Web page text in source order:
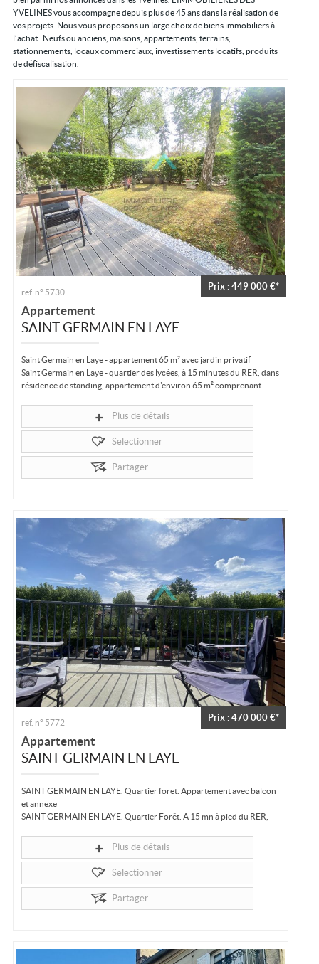
Contact
YVELINES vous accompagne depuis plus de 45 ans dans la réalisation de
vos projets. Nous vous proposons un large choix de biens immobiliers à
l’achat : Neufs ou anciens, maisons, appartements, terrains,
stationnements, locaux commerciaux, investissements locatifs, produits
de défiscalisation.
Prix : 449 000 €*
ref. n° 5730
Appartement
SAINT GERMAIN EN LAYE
Saint Germain en Laye - appartement 65 m² avec jardin privatif
Saint Germain en Laye - quartier des lycées, à 15 minutes du RER, dans
résidence de standing, appartement d'environ 65 m² comprenant
Plus de détails
Sélectionner
Partager
Prix : 470 000 €*
ref. n° 5772
Appartement
SAINT GERMAIN EN LAYE
SAINT GERMAIN EN LAYE. Quartier forêt. Appartement avec balcon
et annexe
SAINT GERMAIN EN LAYE. Quartier Forêt. A 15 mn à pied du RER,
Plus de détails
Sélectionner
Partager